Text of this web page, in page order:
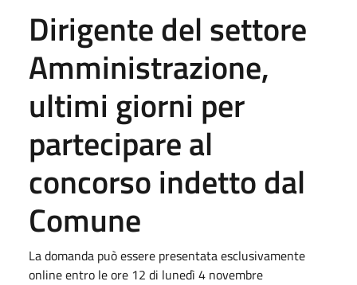
Dirigente del settore
Amministrazione,
ultimi giorni per
partecipare al
concorso indetto dal
Comune
La domanda può essere presentata esclusivamente
online entro le ore 12 di lunedì 4 novembre